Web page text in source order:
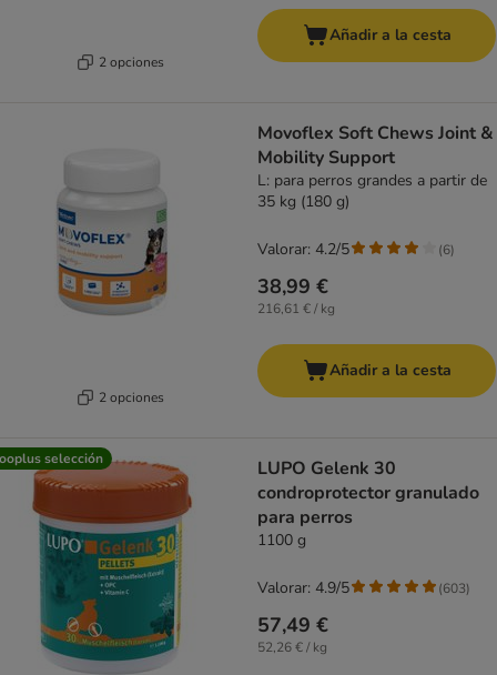
2 opciones
Añadir a la cesta
2 opciones
Movoflex Soft Chews Joint &
Mobility Support
L: para perros grandes a partir de
35 kg (180 g)
38,99 €
216,61 € / kg
Valorar: 4.2/5 (6)
Añadir a la cesta
selección
LUPO Gelenk 30
condroprotector granulado
para perros
1100 g
57,49 €
52,26 € / kg
Valorar: 4.9/5 (603)